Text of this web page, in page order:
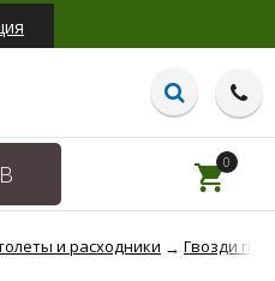
0
и расходники → Гвозди по